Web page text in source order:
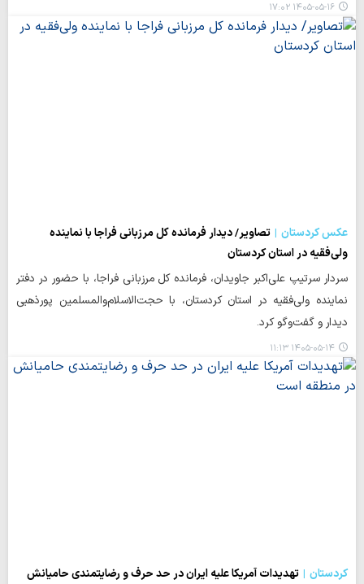
۱۴۰۵-۰۵-۱۶ ۱۷:۰۲
عکس کردستان
تصاویر/ دیدار فرمانده کل مرزبانی فراجا با نماینده
ولی‌فقیه در استان کردستان
سردار سرتیپ علی‌اکبر جاویدان، فرمانده کل مرزبانی فراجا، با حضور در دفتر
نماینده ولی‌فقیه در استان کردستان، با حجت‌الاسلام‌والمسلمین پورذهبی
دیدار و گفت‌وگو کرد.
۱۴۰۵-۰۵-۱۴ ۱۱:۱۳
کردستان
تهدیدات آمریکا علیه ایران در حد حرف و رضایتمندی حامیانش